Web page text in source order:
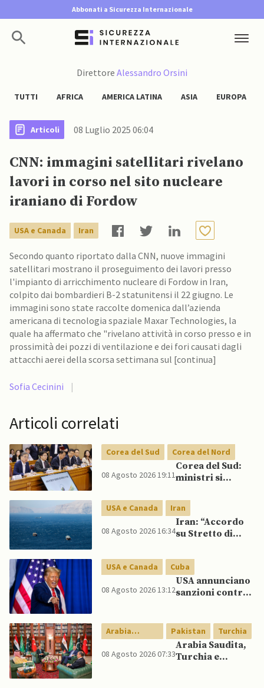
Abbonati a Sicurezza Internazionale
Direttore Alessandro Orsini
TUTTI AFRICA AMERICA LATINA ASIA EUROPA
Articoli 08 Luglio 2025 06:04
CNN: immagini satellitari rivelano
lavori in corso nel sito nucleare
iraniano di Fordow
USA e Canada Iran
Secondo quanto riportato dalla CNN, nuove immagini
satellitari mostrano il proseguimento dei lavori presso
l'impianto di arricchimento nucleare di Fordow in Iran,
colpito dai bombardieri B-2 statunitensi il 22 giugno. Le
immagini sono state raccolte domenica dall’azienda
americana di tecnologia spaziale Maxar Technologies, la
quale ha affermato che "rivelano attività in corso presso e in
prossimità dei pozzi di ventilazione e dei fori causati dagli
attacchi aerei della scorsa settimana sul [continua]
Sofia Cecinini |
Articoli correlati
Corea del Sud Corea del Nord
08 Agosto 2026 19:11
Corea del Sud:
ministri si
pubblicamente
su politica con il
Nord, mentre
Lee spinge per
USA e Canada Iran
08 Agosto 2026 16:34
Iran: “Accordo
su Stretto di
ma non aprirà il
canale”
USA e Canada Cuba
08 Agosto 2026 13:12
USA annunciano
sanzioni contro
Arabia
Saudita
Pakistan Turchia
08 Agosto 2026 07:33
Arabia Saudita,
Turchia e